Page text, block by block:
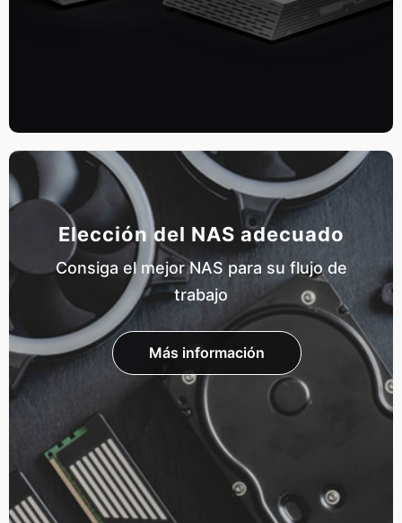
Elección del NAS adecuado
Consiga el mejor NAS para su flujo de
trabajo
Más información